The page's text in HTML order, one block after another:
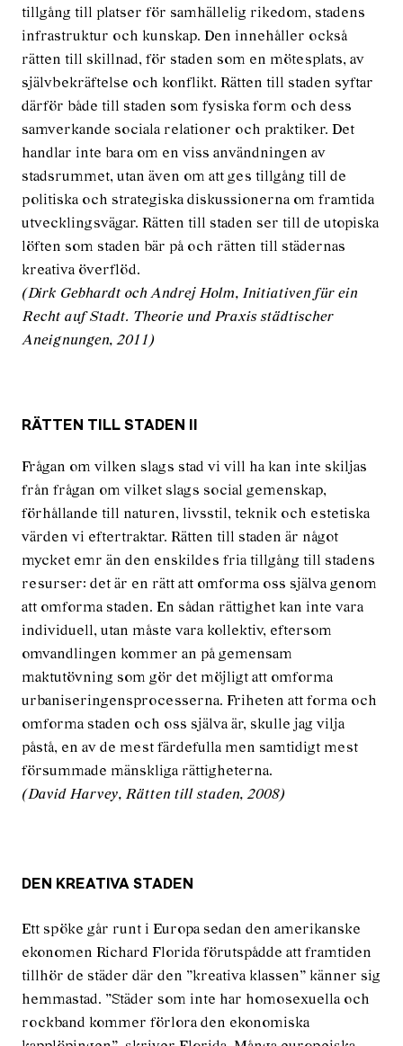
tillgång till platser för samhällelig rikedom, stadens
infrastruktur och kunskap. Den innehåller också
rätten till skillnad, för staden som en mötesplats, av
självbekräftelse och konflikt. Rätten till staden syftar
därför både till staden som fysiska form och dess
samverkande sociala relationer och praktiker. Det
handlar inte bara om en viss användningen av
stadsrummet, utan även om att ges tillgång till de
politiska och strategiska diskussionerna om framtida
utvecklingsvägar. Rätten till staden ser till de utopiska
löften som staden bär på och rätten till städernas
kreativa överflöd.
(Dirk Gebhardt och Andrej Holm, Initiativen für ein
Recht auf Stadt. Theorie und Praxis städtischer
Aneignungen, 2011)
RÄTTEN TILL STADEN II
Frågan om vilken slags stad vi vill ha kan inte skiljas
från frågan om vilket slags social gemenskap,
förhållande till naturen, livsstil, teknik och estetiska
värden vi eftertraktar. Rätten till staden är något
mycket emr än den enskildes fria tillgång till stadens
resurser: det är en rätt att omforma oss själva genom
att omforma staden. En sådan rättighet kan inte vara
individuell, utan måste vara kollektiv, eftersom
omvandlingen kommer an på gemensam
maktutövning som gör det möjligt att omforma
urbaniseringensprocesserna. Friheten att forma och
omforma staden och oss själva är, skulle jag vilja
påstå, en av de mest färdefulla men samtidigt mest
försummade mänskliga rättigheterna.
(David Harvey, Rätten till staden, 2008)
DEN KREATIVA STADEN
Ett spöke går runt i Europa sedan den amerikanske
ekonomen Richard Florida förutspådde att framtiden
tillhör de städer där den ”kreativa klassen” känner sig
hemmastad. ”Städer som inte har homosexuella och
rockband kommer förlora den ekonomiska